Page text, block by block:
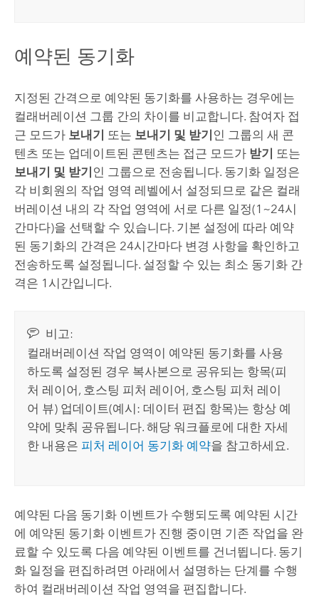
예약된 동기화
지정된 간격으로 예약된 동기화를 사용하는 경우에는
컬래버레이션 그룹 간의 차이를 비교합니다. 참여자 접
근 모드가 보내기 또는 보내기 및 받기 인 그룹의 새 콘
텐츠 또는 업데이트된 콘텐츠는 접근 모드가 받기 또는
보내기 및 받기 인 그룹으로 전송됩니다. 동기화 일정은
각 비회원의 작업 영역 레벨에서 설정되므로 같은 컬래
버레이션 내의 각 작업 영역에 서로 다른 일정(1~24시
간마다)을 선택할 수 있습니다. 기본 설정에 따라 예약
된 동기화의 간격은 24시간마다 변경 사항을 확인하고
전송하도록 설정됩니다. 설정할 수 있는 최소 동기화 간
격은 1시간입니다.
비고:
컬래버레이션 작업 영역이 예약된 동기화를 사용
하도록 설정된 경우 복사본으로 공유되는 항목(피
처 레이어, 호스팅 피처 레이어, 호스팅 피처 레이
어 뷰) 업데이트(예시: 데이터 편집 항목)는 항상 예
약에 맞춰 공유됩니다. 해당 워크플로에 대한 자세
한 내용은 피처 레이어 동기화 예약을 참고하세요.
예약된 다음 동기화 이벤트가 수행되도록 예약된 시간
에 예약된 동기화 이벤트가 진행 중이면 기존 작업을 완
료할 수 있도록 다음 예약된 이벤트를 건너뜁니다. 동기
화 일정을 편집하려면 아래에서 설명하는 단계를 수행
하여 컬래버레이션 작업 영역을 편집합니다.